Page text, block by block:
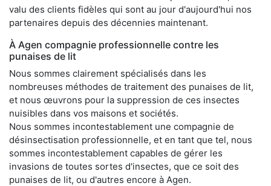
valu des clients fidèles qui sont au jour d'aujourd'hui nos
partenaires depuis des décennies maintenant.
À Agen compagnie professionnelle contre les
punaises de lit
Nous sommes clairement spécialisés dans les
nombreuses méthodes de traitement des punaises de lit,
et nous œuvrons pour la suppression de ces insectes
nuisibles dans vos maisons et sociétés.
Nous sommes incontestablement une compagnie de
désinsectisation professionnelle, et en tant que tel, nous
sommes incontestablement capables de gérer les
invasions de toutes sortes d'insectes, que ce soit des
punaises de lit, ou d'autres encore à Agen.